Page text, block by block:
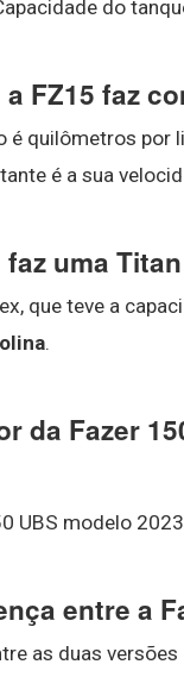
do
FZ15 faz
é quilômetros por
é a sua
uma
que teve a
.
da Fazer
UBS modelo
entre a
as duas versões